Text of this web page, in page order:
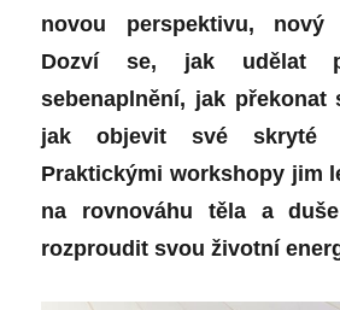
novou perspektivu, nový
Dozví se, jak udělat
sebenaplnění, jak překonat
jak objevit své skryté
Praktickými workshopy jim
na rovnováhu těla a
rozproudit svou životní